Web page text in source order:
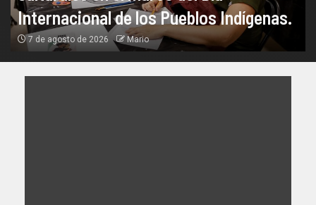
Internacional de los Pueblos Indígenas.
7 de agosto de 2026 Mario